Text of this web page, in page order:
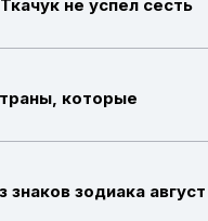
не успел сесть
которые
зодиака август